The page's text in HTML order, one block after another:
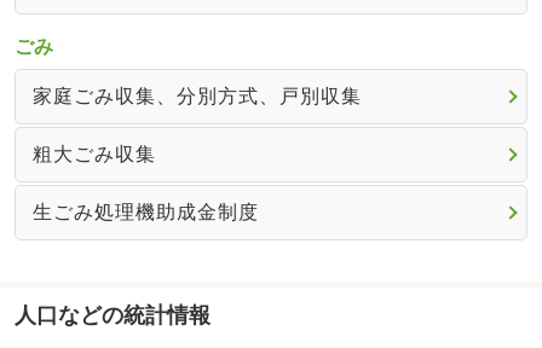
ごみ
家庭ごみ収集、分別方式、戸別収集
粗大ごみ収集
生ごみ処理機助成金制度
人口などの統計情報